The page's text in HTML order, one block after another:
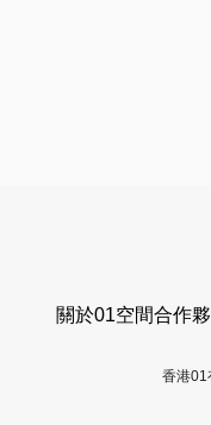
關於01空間合作
香港01